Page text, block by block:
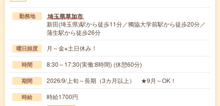
勤務地 埼玉県草加市
新田(埼玉県)駅から徒歩11分／獨協大学前駅から徒歩20分／
蒲生駅から徒歩26分
曜日頻度 月～金※土日休み！
時間 8:30～17:30(実働:8時間) (休憩60分)
期間 2026/9/上旬～長期（3カ月以上） ★9月～OK！
時給 時給1700円